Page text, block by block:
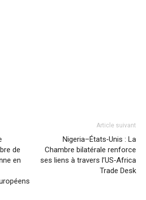
de
en
Article suivant
Nigeria–États‑Unis : La
Chambre bilatérale renforce
ses liens à travers l’US‑Africa
Trade Desk